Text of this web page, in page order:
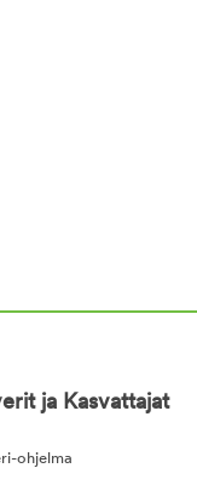
ja Kasvattajat
ohjelma